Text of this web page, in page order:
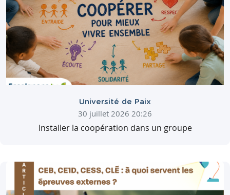
Université de Paix
30 juillet 2026 20:26
Installer la coopération dans un groupe